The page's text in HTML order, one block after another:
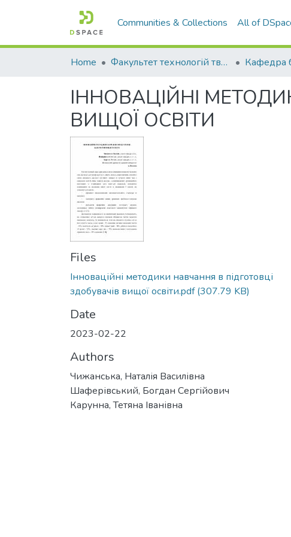
Communities & Collections All of
Home Факультет технологій тваринництва та продовольства
ІННОВАЦІЙНІ
ВИЩОЇ ОСВІТИ
Files
Інноваційні методики навчання в підготовці
здобувачів вищої освіти.pdf(307.79 KB)
Date
2023-02-22
Authors
Чижанська, Наталія Василівна
Шаферівський, Богдан Сергійович
Карунна, Тетяна Іванівна